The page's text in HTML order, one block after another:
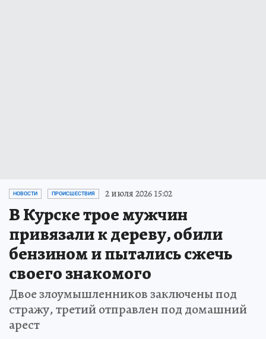
НОВОСТИ ПРОИСШЕСТВИЯ 2 июля 2026 15:02
В Курске трое мужчин
привязали к дереву, обили
бензином и пытались сжечь
своего знакомого
Двое злоумышленников заключены под
стражу, третий отправлен под домашний
арест